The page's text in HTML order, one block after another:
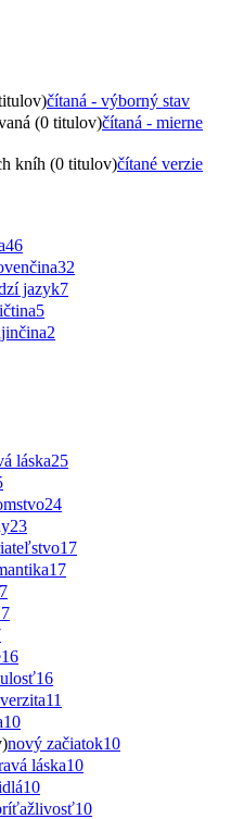
čítaná - výborný stav
(0 titulov)čítaná - mierne
kníh (0 titulov)čítané verzie
46
32
jazyk7
5
2
láska25
24
23
17
17
16
16
11
10
nový začiatok10
láska10
10
10